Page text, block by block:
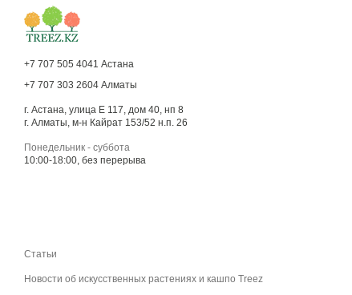
Статьи
Новости об искусственных растениях и кашпо Treez
+7 707 505 4041 Астана
+7 707 303 2604 Алматы
г. Астана, улица Е 117, дом 40, нп 8
г. Алматы, м-н Кайрат 153/52 н.п. 26
Понедельник - суббота
10:00-18:00, без перерыва